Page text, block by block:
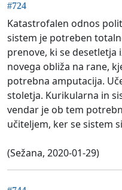
#724
Katastrofalen odnos
sistem je potreben
prenove, ki se desetletja
novega obliža na rane,
potrebna amputacija.
stoletja. Kurikularna in
vendar je ob tem
učiteljem, ker se sistem
(Sežana, 2020-01-29)